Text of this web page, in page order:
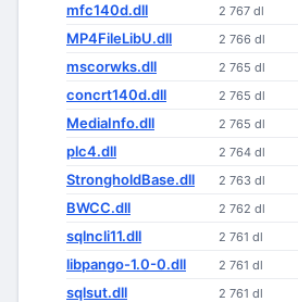
mfc140d.dll 2 767 dl
MP4FileLibU.dll 2 766 dl
mscorwks.dll 2 765 dl
concrt140d.dll 2 765 dl
MediaInfo.dll 2 765 dl
plc4.dll 2 764 dl
StrongholdBase.dll 2 763 dl
BWCC.dll 2 762 dl
sqlncli11.dll 2 761 dl
libpango-1.0-0.dll 2 761 dl
sqlsut.dll 2 761 dl